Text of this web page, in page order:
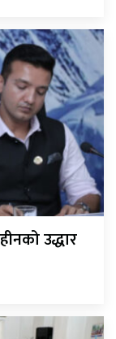
उद्धार